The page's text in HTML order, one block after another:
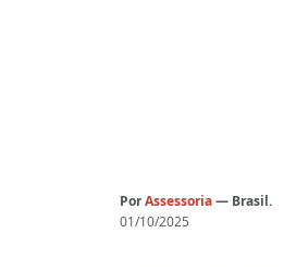
PorAssessoria — Brasil.
01/10/2025